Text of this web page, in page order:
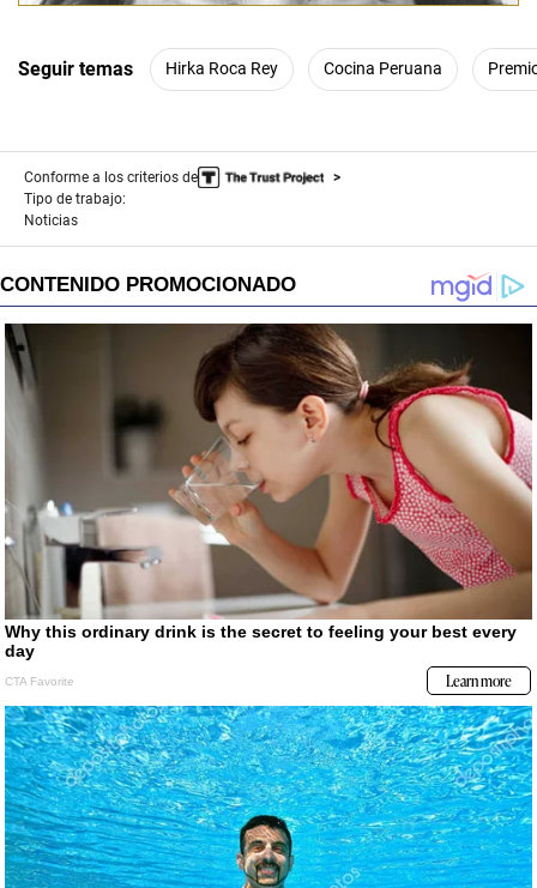
Seguir temas Hirka Roca Rey Cocina Peruana
Conforme a los criterios de
Tipo de trabajo:
Noticias